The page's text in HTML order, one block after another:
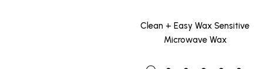
Clean + Easy Wax Sensitive
Microwave Wax